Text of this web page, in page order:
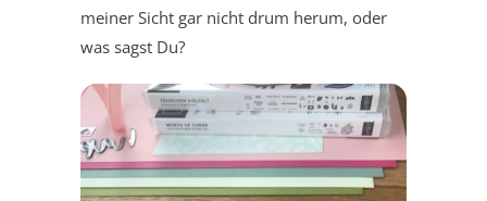
meiner Sicht gar nicht drum herum, oder
was sagst Du?